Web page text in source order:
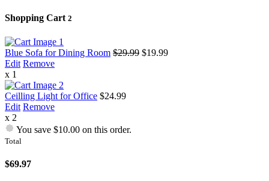
Shopping Cart 2
Blue Sofa for Dining Room $29.99 $19.99
Edit Remove
x 1
Ceilling Light for Office $24.99
Edit Remove
x 2
You save $10.00 on this order.
Total
$69.97